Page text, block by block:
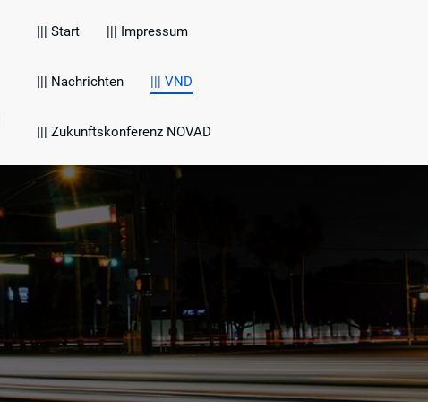
||| Start ||| Impressum
||| Nachrichten ||| VND
||| Zukunftskonferenz NOVAD